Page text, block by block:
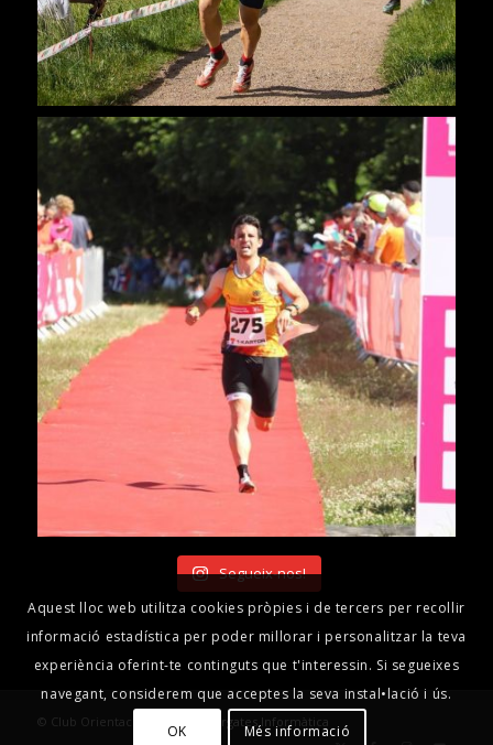
Segueix-nos!
© Club Orientació Berguedà - Ergates Informàtica
Aquest lloc web utilitza cookies pròpies i de tercers per recollir
informació estadística per poder millorar i personalitzar la teva
experiència oferint-te continguts que t'interessin. Si segueixes
navegant, considerem que acceptes la seva instal•lació i ús.
OK Més informació